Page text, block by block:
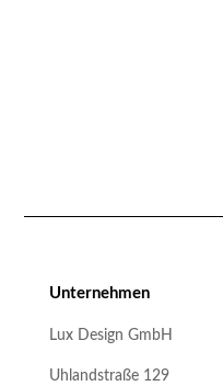
Unternehmen
Lux Design GmbH
Uhlandstraße 129